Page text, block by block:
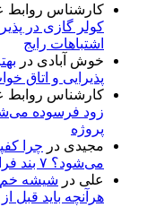
کارشناس روابط
کولر گازی در
اشتباهات رایج
خوش آبادی در
پذیرایی و اتاق
کارشناس روابط
پروژه
مجیدی در چرا
می‌شود؟ ۷ بند فراموش‌شده در مشخصات فنی پروژه
علی در شیشه خم
هرآنچه باید قبل